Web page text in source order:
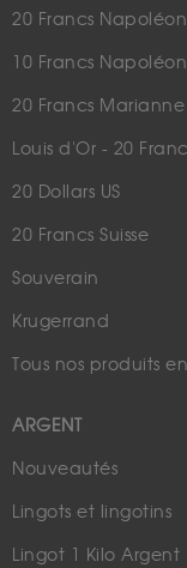
20 Francs Napoléon
10 Francs Napoléon
20 Francs
Louis d'Or - 20
20 Dollars US
20 Francs Suisse
Souverain
Krugerrand
Tous nos produits
ARGENT
Nouveautés
Lingots et lingotins
Lingot 1 Kilo Argent